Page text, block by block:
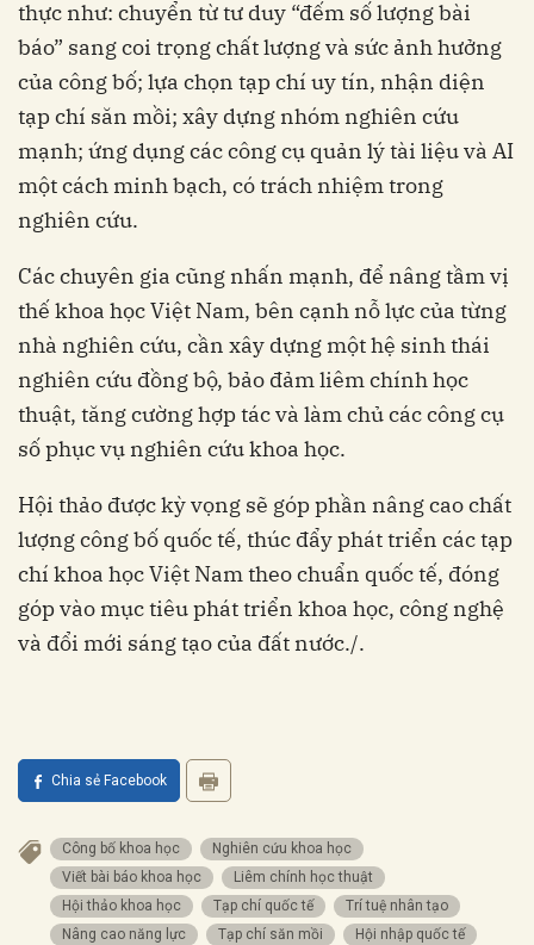
thực như: chuyển từ tư duy “đếm số lượng bài
báo” sang coi trọng chất lượng và sức ảnh hưởng
của công bố; lựa chọn tạp chí uy tín, nhận diện
tạp chí săn mồi; xây dựng nhóm nghiên cứu
mạnh; ứng dụng các công cụ quản lý tài liệu và AI
một cách minh bạch, có trách nhiệm trong
nghiên cứu.
Các chuyên gia cũng nhấn mạnh, để nâng tầm vị
thế khoa học Việt Nam, bên cạnh nỗ lực của từng
nhà nghiên cứu, cần xây dựng một hệ sinh thái
nghiên cứu đồng bộ, bảo đảm liêm chính học
thuật, tăng cường hợp tác và làm chủ các công cụ
số phục vụ nghiên cứu khoa học.
Hội thảo được kỳ vọng sẽ góp phần nâng cao chất
lượng công bố quốc tế, thúc đẩy phát triển các tạp
chí khoa học Việt Nam theo chuẩn quốc tế, đóng
góp vào mục tiêu phát triển khoa học, công nghệ
và đổi mới sáng tạo của đất nước./.
Chia sẻ Facebook
Công bố khoa học
Nghiên cứu khoa học
Viết bài báo khoa học
Liêm chính học thuật
Hội thảo khoa học
Tạp chí quốc tế
Trí tuệ nhân tạo
Nâng cao năng lực
Tạp chí săn mồi Hội nhập quốc tế